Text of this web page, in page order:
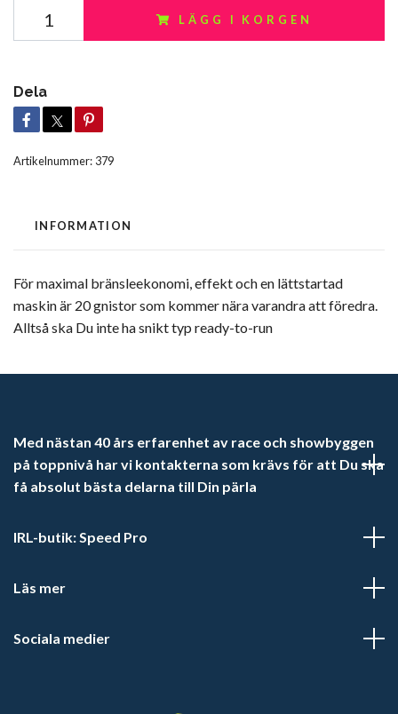
LÄGG I KORGEN
Dela
Artikelnummer: 379
INFORMATION
För maximal bränsleekonomi, effekt och en lättstartad
maskin är 20 gnistor som kommer nära varandra att föredra.
Alltså ska Du inte ha snikt typ ready-to-run
Med nästan 40 års erfarenhet av race och showbyggen
på toppnivå har vi kontakterna som krävs för att Du ska
få absolut bästa delarna till Din pärla
IRL-butik: Speed Pro
Läs mer
Sociala medier